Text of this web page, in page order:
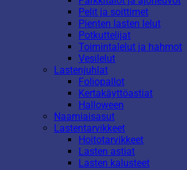
Pelit ja soittimet
Pienten lasten lelut
Potkuttelijat
Toimintalelut ja hahmot
Vesilelut
Lastenjuhlat
Foliopallot
Kertakäyttöastiat
Halloween
Naamiaisasut
Lastentarvikkeet
Hoitotarvikkeet
Lasten astiat
Lasten kalusteet